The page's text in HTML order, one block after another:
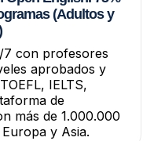
(Adultos y
7 con profesores
aprobados y
IELTS,
de
más de 1.000.000
y Asia.